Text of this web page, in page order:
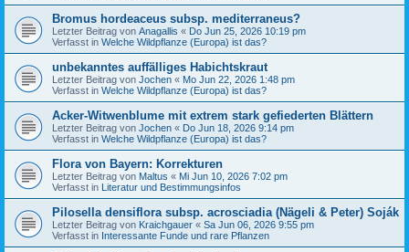
Bromus hordeaceus subsp. mediterraneus?
Letzter Beitrag von Anagallis « Do Jun 25, 2026 10:19 pm
Verfasst in Welche Wildpflanze (Europa) ist das?
unbekanntes auffälliges Habichtskraut
Letzter Beitrag von Jochen « Mo Jun 22, 2026 1:48 pm
Verfasst in Welche Wildpflanze (Europa) ist das?
Acker-Witwenblume mit extrem stark gefiederten Blättern
Letzter Beitrag von Jochen « Do Jun 18, 2026 9:14 pm
Verfasst in Welche Wildpflanze (Europa) ist das?
Flora von Bayern: Korrekturen
Letzter Beitrag von Maltus « Mi Jun 10, 2026 7:02 pm
Verfasst in Literatur und Bestimmungsinfos
Pilosella densiflora subsp. acrosciadia (Nägeli & Peter) Soják
Letzter Beitrag von Kraichgauer « Sa Jun 06, 2026 9:55 pm
Verfasst in Interessante Funde und rare Pflanzen